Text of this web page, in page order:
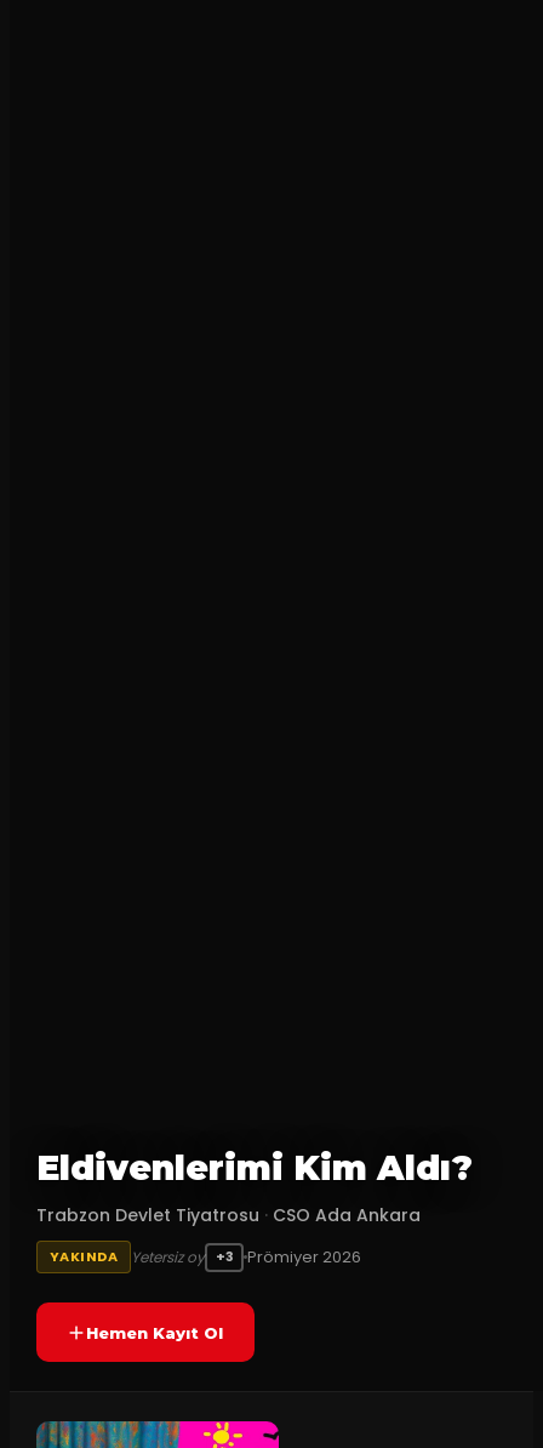
Eldivenlerimi Kim Aldı?
Trabzon Devlet Tiyatrosu · CSO Ada Ankara
YAKINDA Yetersiz oy +3 Prömiyer 2026
Hemen Kayıt Ol